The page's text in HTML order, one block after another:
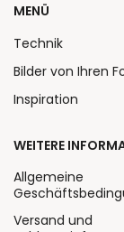
MENÜ
Technik
Bilder von Ihren
Inspiration
WEITERE
Allgemeine
Versand und